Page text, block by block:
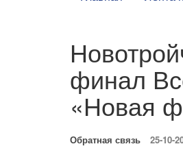
финал
«Новая
Обратная связь 25-10-